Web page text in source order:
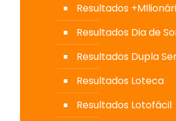
Resultados
Resultados Dia de
Resultados Dupla
Resultados Loteca
Resultados Lotofácil